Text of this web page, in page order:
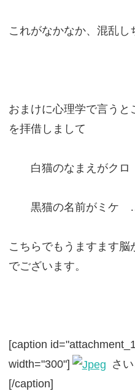
これがなかなか、混乱し
おまけに心理学で言うと
を拝借しまして
白猫のなまえがクロ
黒猫の名前がミケ
こちらでもうますます
でございます。
[caption
width="300"]
さ
[/caption]